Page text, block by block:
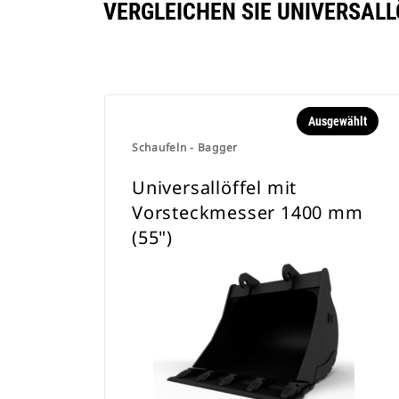
VERGLEICHEN SIE
Schaufeln - Bagger
Ausgewählt
Universallöffel mit
Vorsteckmesser 1400 mm
(55")